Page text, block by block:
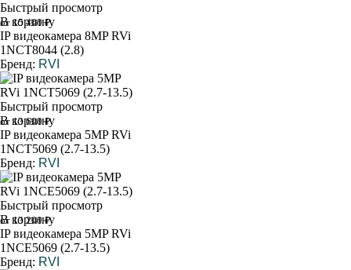
Быстрый просмотр
В корзину
от 15 400 ₽
IP видеокамера 8MP RVi
1NCT8044 (2.8)
Бренд: RVI
Быстрый просмотр
В корзину
от 13 600 ₽
IP видеокамера 5MP RVi
1NCT5069 (2.7-13.5)
Бренд: RVI
Быстрый просмотр
В корзину
от 13 200 ₽
IP видеокамера 5MP RVi
1NCE5069 (2.7-13.5)
Бренд: RVI